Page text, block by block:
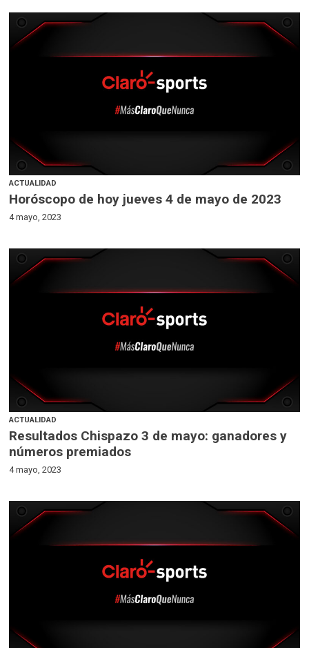
ACTUALIDAD
Horóscopo de hoy jueves 4 de mayo de 2023
4 mayo, 2023
ACTUALIDAD
Resultados Chispazo 3 de mayo: ganadores y
números premiados
4 mayo, 2023